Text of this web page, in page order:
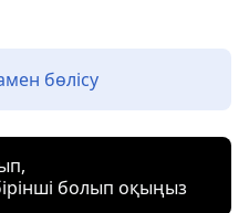
бөлісу
болып оқыңыз